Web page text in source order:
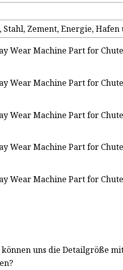
Stahl, Zement, Energie, Hafen
uns die Detailgröße